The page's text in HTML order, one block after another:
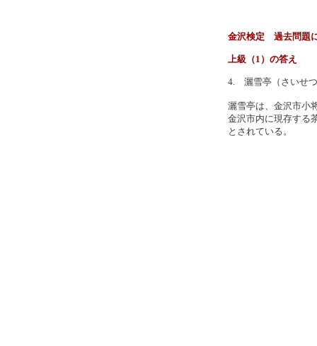
金沢検定 過去問題
上級（1）の答え
4. 灑雪亭（さいせ
灑雪亭は、金沢市小
金沢市内に現存する
とされている。